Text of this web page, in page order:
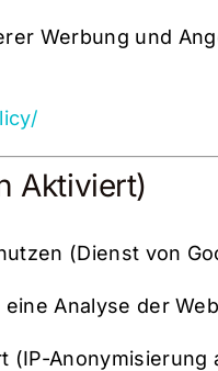
Werbung und
Aktiviert)
(Dienst von
Analyse der
(IP-Anonymisierung